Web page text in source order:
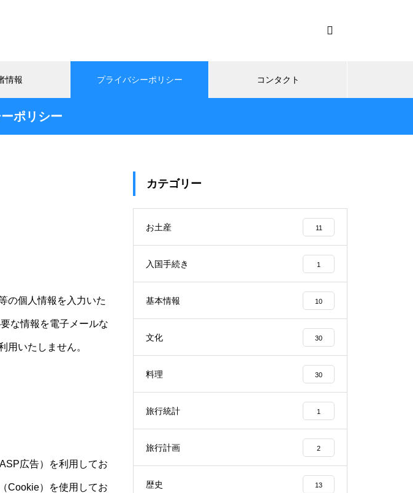
情報 プライバシーポリシー コンタクト
ポリシー
の個人情報を入力いた
な情報を電子メールな
用いたしません。
広告）を利用してお
Cookie）を使用してお
カテゴリー
お土産 11
入国手続き 1
基本情報 10
文化 30
料理 30
旅行統計 1
旅行計画 2
歴史 13